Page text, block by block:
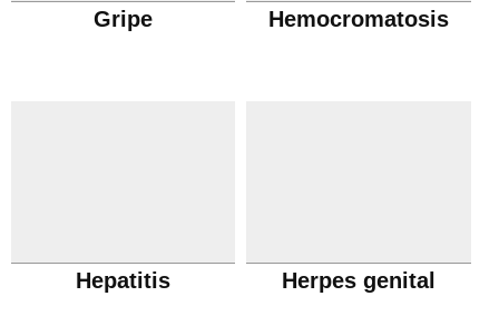
Gripe Hemocromatosis
Hepatitis Herpes genital